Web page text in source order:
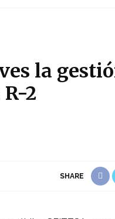
la
2
SHARE